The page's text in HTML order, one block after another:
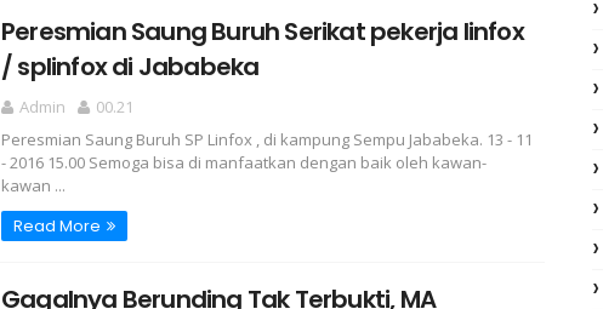
Peresmian Saung Buruh Serikat pekerja linfox
/ splinfox di Jababeka
Admin
00.21
Peresmian Saung Buruh SP Linfox , di kampung Sempu Jababeka. 13 - 11
- 2016 15.00 Semoga bisa di manfaatkan dengan baik oleh kawan-
kawan ...
Read More
Gagalnya Berunding Tak Terbukti, MA